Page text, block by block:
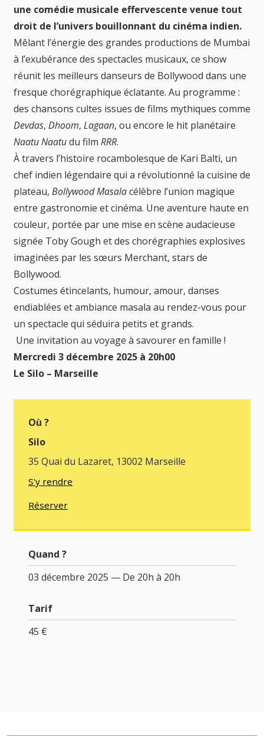
une comédie musicale effervescente venue tout
droit de l’univers bouillonnant du cinéma indien.
Mêlant l’énergie des grandes productions de Mumbai
à l’exubérance des spectacles musicaux, ce show
réunit les meilleurs danseurs de Bollywood dans une
fresque chorégraphique éclatante. Au programme :
des chansons cultes issues de films mythiques comme
Devdas, Dhoom, Lagaan, ou encore le hit planétaire
Naatu Naatudu film RRR.
À travers l’histoire rocambolesque de Kari Balti, un
chef indien légendaire qui a révolutionné la cuisine de
plateau, Bollywood Masalacélèbre l’union magique
entre gastronomie et cinéma. Une aventure haute en
couleur, portée par une mise en scène audacieuse
signée Toby Gough et des chorégraphies explosives
imaginées par les sœurs Merchant, stars de
Bollywood.
Costumes étincelants, humour, amour, danses
endiablées et ambiance masala au rendez-vous pour
un spectacle qui séduira petits et grands.
Une invitation au voyage à savourer en famille !
Mercredi 3 décembre 2025 à 20h00
Le Silo – Marseille
Où ?
Silo
35 Quai du Lazaret, 13002 Marseille
S'y rendre
Réserver
Quand ?
03 décembre 2025 — De 20h à 20h
Tarif
45 €